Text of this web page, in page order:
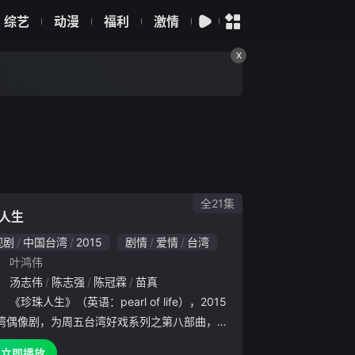
综艺 动漫 福利 激情
X
何豪杰 吴婉君 苗真 吴皓升
生
剧 中国台湾 2015 剧情 爱情
台湾
叶鸿伟
汤志伟 陈志强 陈冠霖
苗真
偶像剧，为周五台湾好戏系列之第八部曲，由
、杨可涵、陈冠霖、陈志强等领衔主演，本剧
全21集